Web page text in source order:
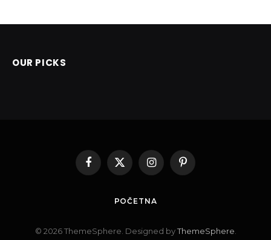
OUR PICKS
Facebook
X
(Twitter)
InstagramPinterest
POČETNA
© 2026 ThemeSphere. Designed byThemeSphere